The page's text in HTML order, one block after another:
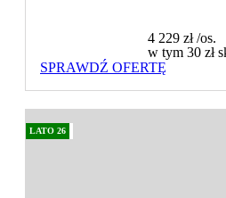
4 229 zł/os.
w tym 30 zł
SPRAWDŹ OFERTĘ
LATO 26